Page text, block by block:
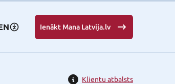
Ienākt Mana Latvija.lv
Klientu atbalsts